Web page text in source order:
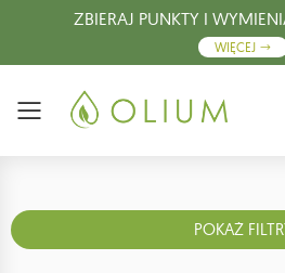
ZBIERAJ PUNKTY I
WIĘCEJ
Menu
POKAŻ